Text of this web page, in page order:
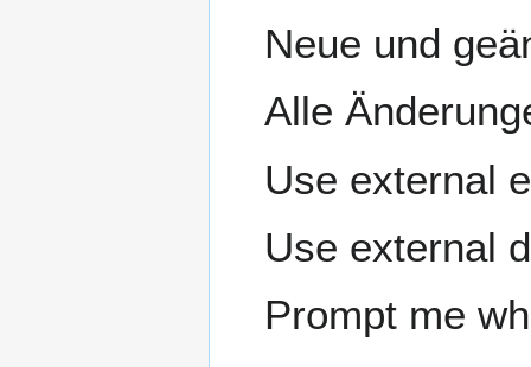
Neue und
Alle
Use external
Use external
Prompt me